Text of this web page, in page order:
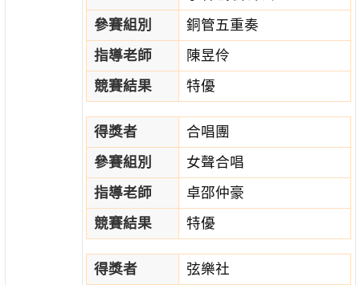
參賽組別
銅管五重奏
指導老師
陳昱伶
競賽結果
特優
得獎者
合唱團
參賽組別
女聲合唱
指導老師
卓邵仲豪
競賽結果
特優
得獎者
弦樂社